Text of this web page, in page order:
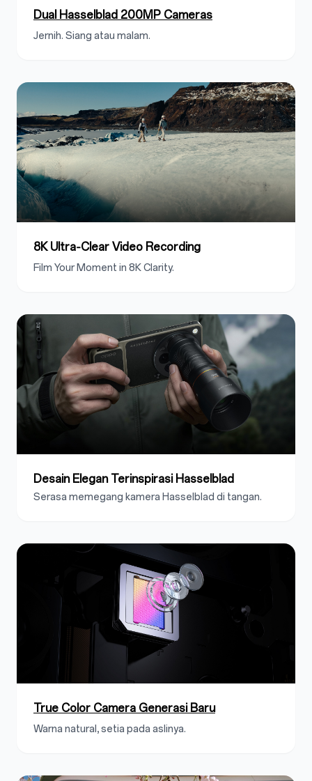
Dual Hasselblad 200MP Cameras
Jernih. Siang atau malam.
8K Ultra‑Clear Video Recording
Film Your Moment in 8K Clarity.
Desain Elegan Terinspirasi Hasselblad
Serasa memegang kamera Hasselblad di tangan.
True Color Camera Generasi Baru
Warna natural, setia pada aslinya.